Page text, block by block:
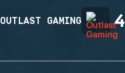
OUTLAST GAMING 4